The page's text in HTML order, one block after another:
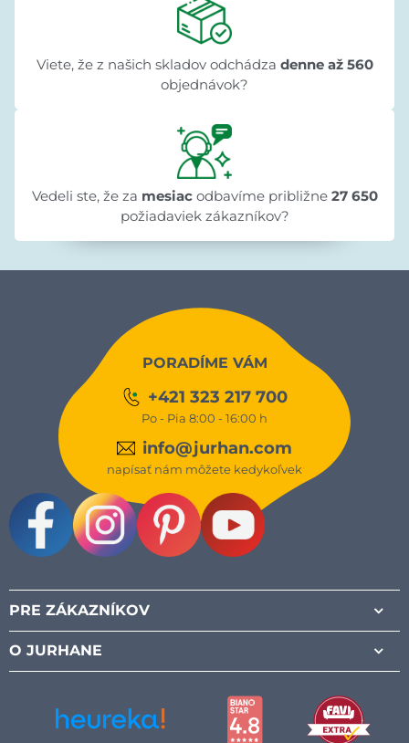
Viete, že z našich skladov odchádza denne až 560
objednávok?
Vedeli ste, že za mesiac odbavíme približne27 650
požiadaviek zákazníkov?
PORADÍME VÁM
+421 323 217 700
Po - Pia 8:00 - 16:00 h
info@jurhan.com
napísať nám môžete kedykoľvek
PRE ZÁKAZNÍKOV
O JURHANE